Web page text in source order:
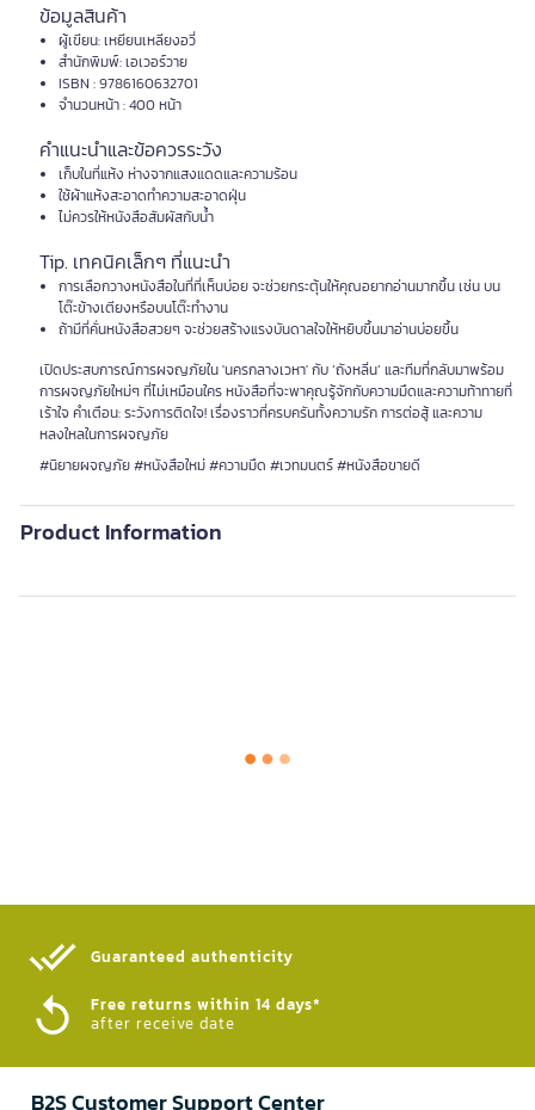
ข้อมูลสินค้า
ผู้เขียน: เหยียนเหลียงอวี่
สำนักพิมพ์: เอเวอร์วาย
ISBN : 9786160632701
จำนวนหน้า : 400 หน้า
คำแนะนำและข้อควรระวัง
เก็บในที่แห้ง ห่างจากแสงแดดและความร้อน
ใช้ผ้าแห้งสะอาดทำความสะอาดฝุ่น
ไม่ควรให้หนังสือสัมผัสกับน้ำ
Tip. เทคนิคเล็กๆ ที่แนะนำ
การเลือกวางหนังสือในที่ที่เห็นบ่อย จะช่วยกระตุ้นให้คุณอยากอ่านมากขึ้น เช่น บน
โต๊ะข้างเตียงหรือบนโต๊ะทำงาน
ถ้ามีที่คั่นหนังสือสวยๆ จะช่วยสร้างแรงบันดาลใจให้หยิบขึ้นมาอ่านบ่อยขึ้น
เปิดประสบการณ์การผจญภัยใน 'นครกลางเวหา' กับ ‘ถังหลิ่น’ และทีมที่กลับมาพร้อม
การผจญภัยใหม่ๆ ที่ไม่เหมือนใคร หนังสือที่จะพาคุณรู้จักกับความมืดและความท้าทายที่
เร้าใจ คำเตือน: ระวังการติดใจ! เรื่องราวที่ครบครันทั้งความรัก การต่อสู้ และความ
หลงใหลในการผจญภัย
#นิยายผจญภัย #หนังสือใหม่ #ความมืด #เวทมนตร์ #หนังสือขายดี
Product Information
Guaranteed authenticity​
Free returns within 14 days*
after receive date
B2S Customer Support Center